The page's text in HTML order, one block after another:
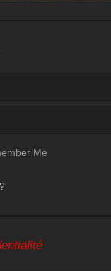
Me